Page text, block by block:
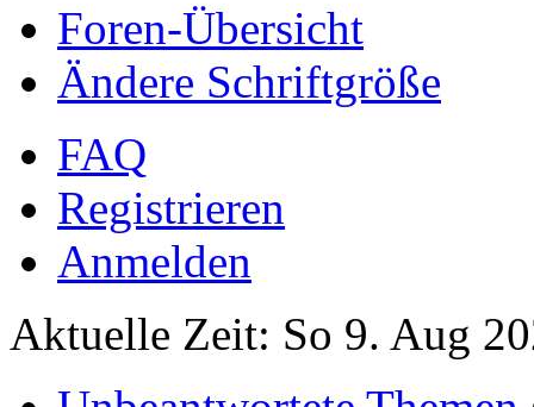
Foren-Übersicht
Ändere Schriftgröße
FAQ
Registrieren
Anmelden
Aktuelle Zeit: So 9. Aug